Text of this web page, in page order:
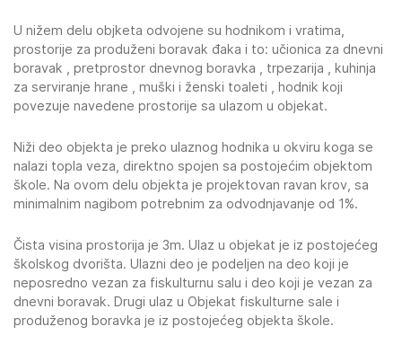
U nižem delu objketa odvojene su hodnikom i vratima,
prostorije za produženi boravak đaka i to: učionica za dnevni
boravak , pretprostor dnevnog boravka , trpezarija , kuhinja
za serviranje hrane , muški i ženski toaleti , hodnik koji
povezuje navedene prostorije sa ulazom u objekat.
Niži deo objekta je preko ulaznog hodnika u okviru koga se
nalazi topla veza, direktno spojen sa postojećim objektom
škole. Na ovom delu objekta je projektovan ravan krov, sa
minimalnim nagibom potrebnim za odvodnjavanje od 1%.
Čista visina prostorija je 3m. Ulaz u objekat je iz postojećeg
školskog dvorišta. Ulazni deo je podeljen na deo koji je
neposredno vezan za fiskulturnu salu i deo koji je vezan za
dnevni boravak. Drugi ulaz u Objekat fiskulturne sale i
produženog boravka je iz postojećeg objekta škole.